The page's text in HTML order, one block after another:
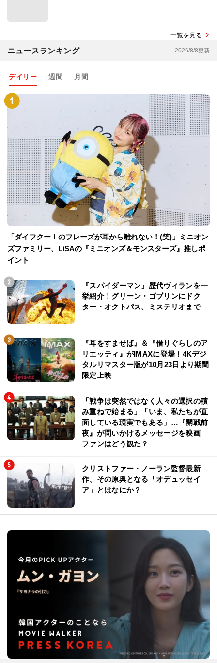
一覧を見る
ニュースランキング 2026/8/8更新
デイリー 週間 月間
「ダイフクー！のフレーズが耳から離れない！(笑)」ミニオン
ズファミリー、LiSAの『ミニオンズ＆モンスターズ』推しポ
イント
『スパイダーマン』歴代ヴィランを一
挙紹介！グリーン・ゴブリンにドク
ター・オクトパス、ミステリオまで
『耳をすませば』＆『借りぐらしのア
リエッティ』がIMAXに登場！4Kデジ
タルリマスター版が10月23日より期間
限定上映
「戦争は突然ではなく人々の選択の積
み重ねで始まる」「いま、私たちが直
面している現実でもある」…『開戦前
夜』が問いかけるメッセージを映画
ファンはどう観た？
クリストファー・ノーラン監督最新
作、その原典となる「オデュッセイ
ア」とはなにか？